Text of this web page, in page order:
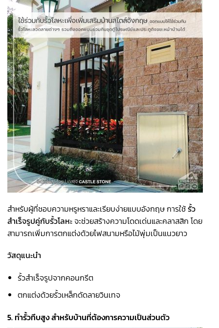
สำหรับผู้ที่ชอบความหรูหราและเรียบง่ายแบบอังกฤษ การใช้รั้ว
สำเร็จรูปคู่กับรั้วโลหะจะช่วยสร้างความโดดเด่นและคลาสสิก โดย
สามารถเพิ่มการตกแต่งด้วยไฟสนามหรือไม้พุ่มเป็นแนวยาว
วัสดุแนะนำ
รั้วสำเร็จรูปจากคอนกรีต
ตกแต่งด้วยรั้วเหล็กดัดลายวินเทจ
5. ทำรั้วทึบสูง สำหรับบ้านที่ต้องการความเป็นส่วนตัว